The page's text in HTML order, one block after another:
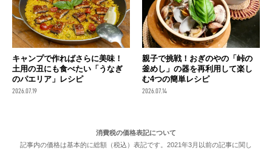
キャンプで作ればさらに美味！
土用の丑にも食べたい「うなぎ
のパエリア」レシピ
2026.07.19
親子で挑戦！おぎのやの「峠の
釜めし」の器を再利用して楽し
む4つの簡単レシピ
2026.07.14
消費税の価格表記について
記事内の価格は基本的に総額（税込）表記です。2021年3月以前の記事に関し